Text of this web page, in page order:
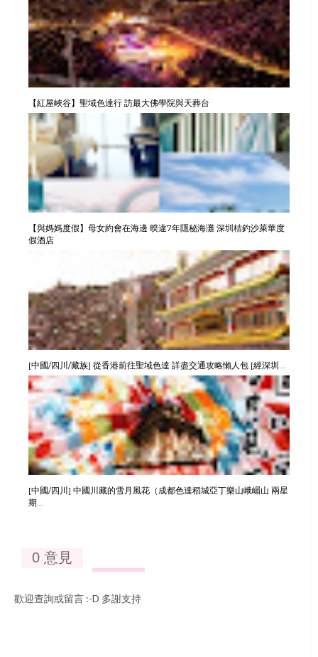
【紅屋峽谷】聖域色達行 訪最大佛學院與天葬台
【與媽媽度假】母女約會在海邊 暌違7年隱秘海灘 深圳桔釣沙萊華度
假酒店
[中國/四川/藏族] 從香港前往聖域色達 詳盡交通攻略懶人包 [經深圳...
[中國/四川] 中國川藏的雪月風花（成都色達稻城亞丁樂山峨嵋山 兩星
期...
0 意見
歡迎查詢或留言 :-D 多謝支持